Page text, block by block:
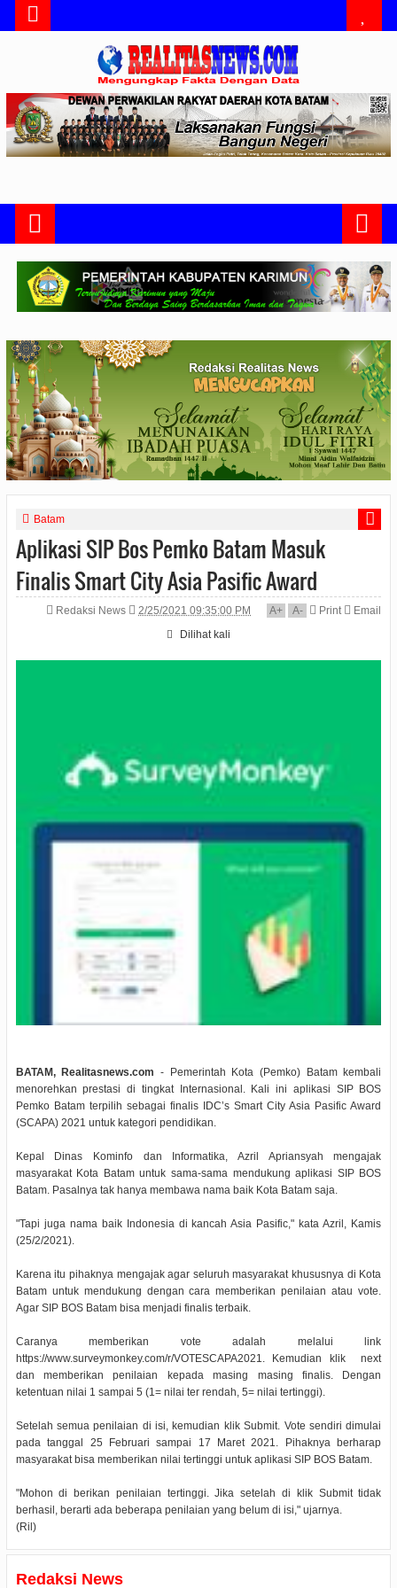
Batam
Aplikasi SIP Bos Pemko Batam Masuk
Finalis Smart City Asia Pasific Award
Redaksi News 2/25/2021 09:35:00 PM A+ A- Print
Email
Dilihat kali
BATAM, Realitasnews.com- Pemerintah Kota (Pemko) Batam kembali
menorehkan prestasi di tingkat Internasional. Kali ini aplikasi SIP BOS
Pemko Batam terpilih sebagai finalis IDC’s Smart City Asia Pasific Award
(SCAPA) 2021 untuk kategori pendidikan.
Kepal Dinas Kominfo dan Informatika, Azril Apriansyah mengajak
masyarakat Kota Batam untuk sama-sama mendukung aplikasi SIP BOS
Batam. Pasalnya tak hanya membawa nama baik Kota Batam saja.
"Tapi juga nama baik Indonesia di kancah Asia Pasific," kata Azril, Kamis
(25/2/2021).
Karena itu pihaknya mengajak agar seluruh masyarakat khususnya di Kota
Batam untuk mendukung dengan cara memberikan penilaian atau vote.
Agar SIP BOS Batam bisa menjadi finalis terbaik.
Caranya memberikan vote adalah melalui link
https://www.surveymonkey.com/r/VOTESCAPA2021. Kemudian klik next
dan memberikan penilaian kepada masing masing finalis. Dengan
ketentuan nilai 1 sampai 5 (1= nilai ter rendah, 5= nilai tertinggi).
Setelah semua penilaian di isi, kemudian klik Submit. Vote sendiri dimulai
pada tanggal 25 Februari sampai 17 Maret 2021. Pihaknya berharap
masyarakat bisa memberikan nilai tertinggi untuk aplikasi SIP BOS Batam.
"Mohon di berikan penilaian tertinggi. Jika setelah di klik Submit tidak
berhasil, berarti ada beberapa penilaian yang belum di isi," ujarnya.
(Ril)
Redaksi News